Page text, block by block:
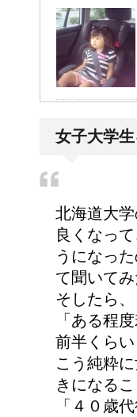
女子大学
北海道大
良くなっ
うになっ
て聞いてみ
そしたら、
「ある程
前半くら
こう純粋
きになる
「４０歳